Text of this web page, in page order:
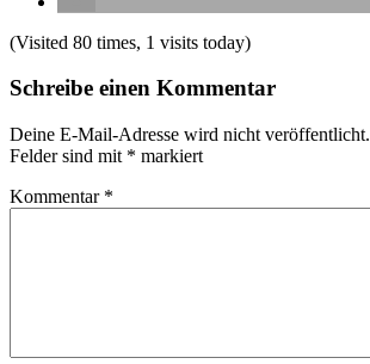
(Visited 80 times, 1 visits today)
Schreibe einen Kommentar
Deine E-Mail-Adresse wird nicht veröffentlicht.
Felder sind mit * markiert
Kommentar *